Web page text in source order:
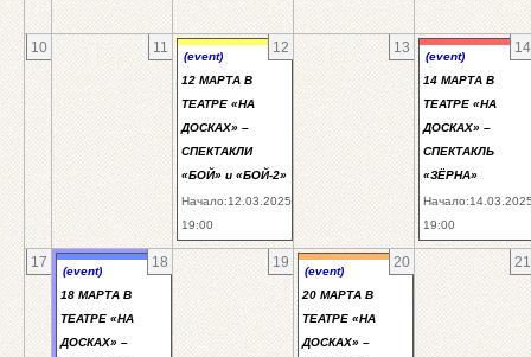
10 11 12
(event)
12 МАРТА В
ТЕАТРЕ «НА
ДОСКАХ» –
СПЕКТАКЛИ
«БОЙ» и «БОЙ-2»
Начало:12.03.2025
19:00
13 14
(event)
14 МАРТА В
ТЕАТРЕ «НА
ДОСКАХ» –
СПЕКТАКЛЬ
«ЗЁРНА»
19:00
17 18
(event)
18 МАРТА В
ТЕАТРЕ «НА
ДОСКАХ» –
19 20
(event)
20 МАРТА В
ТЕАТРЕ «НА
ДОСКАХ» –
21